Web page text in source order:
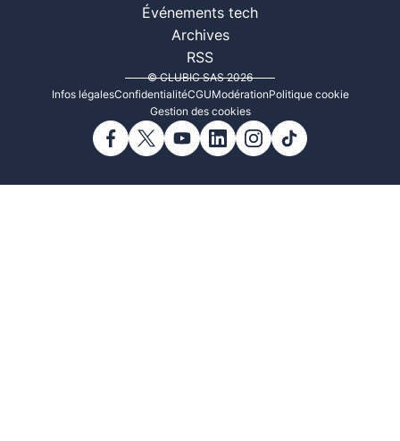
Événements tech
Archives
RSS
© CLUBIC SAS 2026
Infos légalesConfidentialitéCGUModérationPolitique cookie
Gestion des cookies